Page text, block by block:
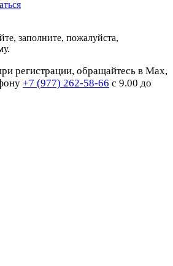
заполните, пожалуйста,
регистрации, обращайтесь в Max,
+7 (977) 262-58-66 с 9.00 до